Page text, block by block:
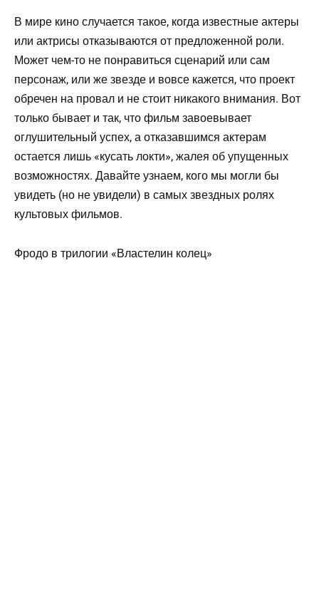
В мире кино случается такое, когда известные актеры
или актрисы отказываются от предложенной роли.
Может чем-то не понравиться сценарий или сам
персонаж, или же звезде и вовсе кажется, что проект
обречен на провал и не стоит никакого внимания. Вот
только бывает и так, что фильм завоевывает
оглушительный успех, а отказавшимся актерам
остается лишь «кусать локти», жалея об упущенных
возможностях. Давайте узнаем, кого мы могли бы
увидеть (но не увидели) в самых звездных ролях
культовых фильмов.
Фродо в трилогии «Властелин колец»